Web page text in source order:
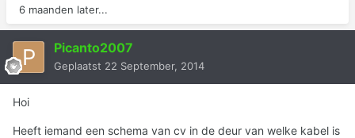
6 maanden later...
Picanto2007
Geplaatst 22 September, 2014
Hoi
Heeft iemand een schema van cv in de deur van welke kabel is